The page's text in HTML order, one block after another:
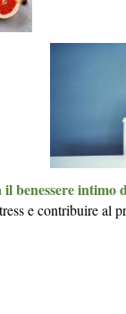
benessere intimo
e contribuire al